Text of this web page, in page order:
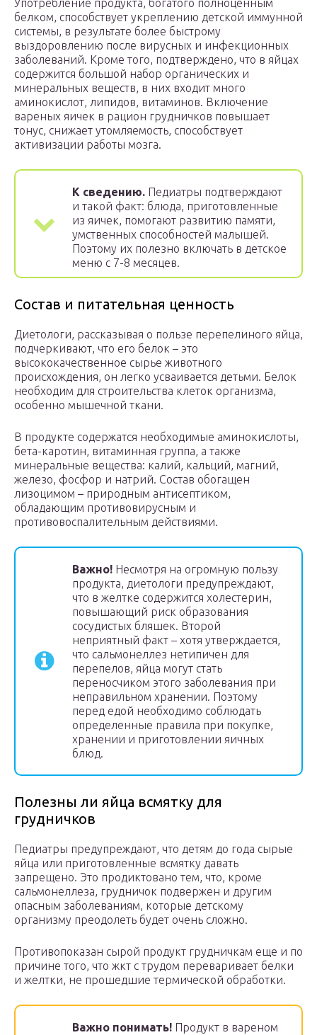
Употребление продукта, богатого полноценным
белком, способствует укреплению детской иммунной
системы, в результате более быстрому
выздоровлению после вирусных и инфекционных
заболеваний. Кроме того, подтверждено, что в яйцах
содержится большой набор органических и
минеральных веществ, в них входит много
аминокислот, липидов, витаминов. Включение
вареных яичек в рацион грудничков повышает
тонус, снижает утомляемость, способствует
активизации работы мозга.
К сведению. Педиатры подтверждают
и такой факт: блюда, приготовленные
из яичек, помогают развитию памяти,
умственных способностей малышей.
Поэтому их полезно включать в детское
меню с 7-8 месяцев.
Состав и питательная ценность
Диетологи, рассказывая о пользе перепелиного яйца,
подчеркивают, что его белок – это
высококачественное сырье животного
происхождения, он легко усваивается детьми. Белок
необходим для строительства клеток организма,
особенно мышечной ткани.
В продукте содержатся необходимые аминокислоты,
бета-каротин, витаминная группа, а также
минеральные вещества: калий, кальций, магний,
железо, фосфор и натрий. Состав обогащен
лизоцимом – природным антисептиком,
обладающим противовирусным и
противовоспалительным действиями.
Важно! Несмотря на огромную пользу
продукта, диетологи предупреждают,
что в желтке содержится холестерин,
повышающий риск образования
сосудистых бляшек. Второй
неприятный факт – хотя утверждается,
что сальмонеллез нетипичен для
перепелов, яйца могут стать
переносчиком этого заболевания при
неправильном хранении. Поэтому
перед едой необходимо соблюдать
определенные правила при покупке,
хранении и приготовлении яичных
блюд.
Полезны ли яйца всмятку для
грудничков
Педиатры предупреждают, что детям до года сырые
яйца или приготовленные всмятку давать
запрещено. Это продиктовано тем, что, кроме
сальмонеллеза, грудничок подвержен и другим
опасным заболеваниям, которые детскому
организму преодолеть будет очень сложно.
Противопоказан сырой продукт грудничкам еще и по
причине того, что жкт с трудом переваривает белки
и желтки, не прошедшие термической обработки.
Важно понимать! Продукт в вареном